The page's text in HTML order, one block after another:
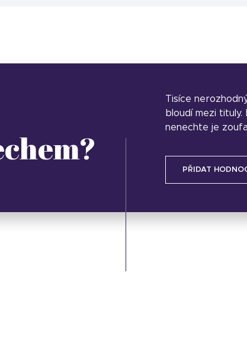
Tisíce
bloudí mezi
nenechte je
PŘIDAT